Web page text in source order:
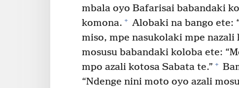
mbala oyo Bafarisai babandaki
komona. + Alobaki na bango ete:
miso, mpe nasukolaki mpe nazali
mosusu babandaki koloba ete:
mpo azali kotosa Sabata te.” +
“Ndenge nini moto oyo azali